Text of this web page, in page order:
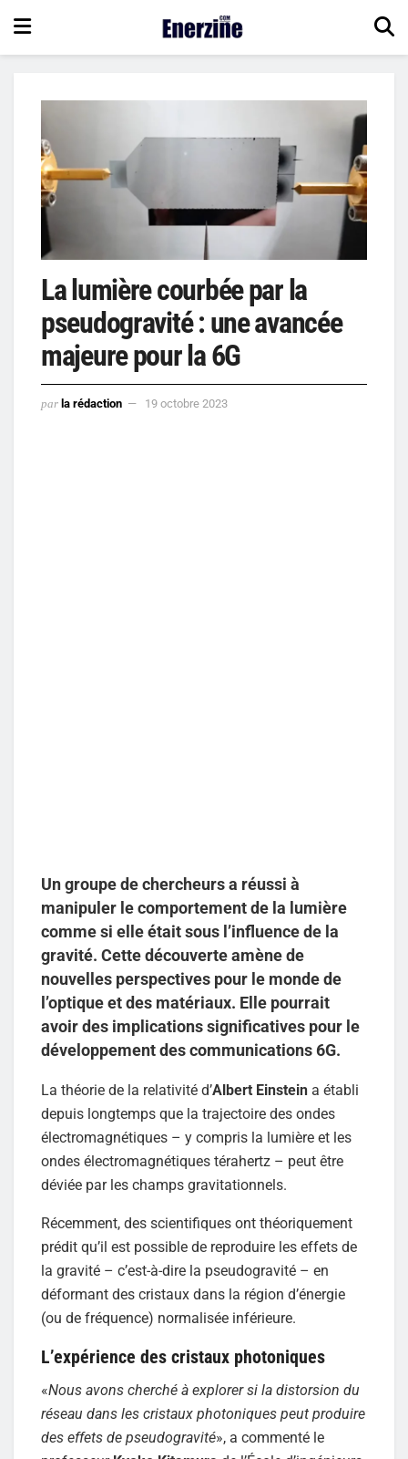
La lumière courbée par la
pseudogravité : une avancée
majeure pour la 6G
par la rédaction 19 octobre 2023
Un groupe de chercheurs a réussi à
manipuler le comportement de la lumière
comme si elle était sous l’influence de la
gravité. Cette découverte amène de
nouvelles perspectives pour le monde de
l’optique et des matériaux. Elle pourrait
avoir des implications significatives pour le
développement des communications 6G.
La théorie de la relativité d’Albert Einstein a établi
depuis longtemps que la trajectoire des ondes
électromagnétiques – y compris la lumière et les
ondes électromagnétiques térahertz – peut être
déviée par les champs gravitationnels.
Récemment, des scientifiques ont théoriquement
prédit qu’il est possible de reproduire les effets de
la gravité – c’est-à-dire la pseudogravité – en
déformant des cristaux dans la région d’énergie
(ou de fréquence) normalisée inférieure.
L’expérience des cristaux photoniques
«Nous avons cherché à explorer si la distorsion du
réseau dans les cristaux photoniques peut produire
des effets de pseudogravité», a commenté le